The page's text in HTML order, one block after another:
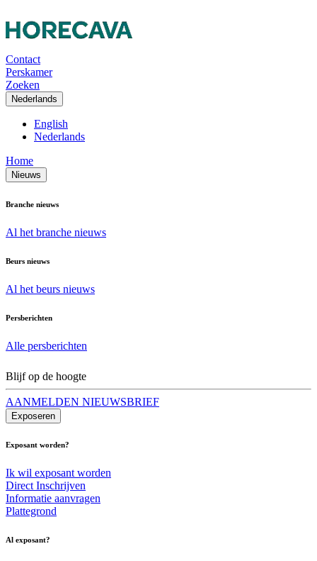
Contact
Perskamer
Zoeken
Nederlands
English
Nederlands
Home
Nieuws
Branche nieuws
Al het branche nieuws
Beurs nieuws
Al het beurs nieuws
Persberichten
Alle persberichten
Blijf op de hoogte
AANMELDEN NIEUWSBRIEF
Exposeren
Exposant worden?
Ik wil exposant worden
Direct Inschrijven
Informatie aanvragen
Plattegrond
Al exposant?